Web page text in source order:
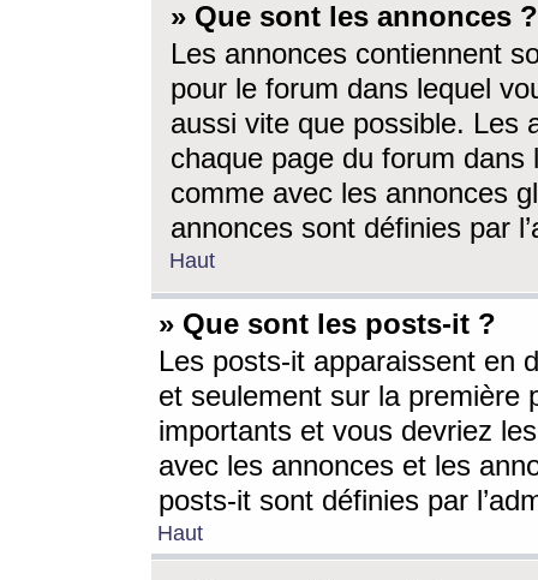
» Que sont les annonces ?
Les annonces contiennent
pour le forum dans lequel
aussi vite que possible. Les
chaque page du forum dans
comme avec les annonces
annonces sont définies par
Haut
» Que sont les posts-it ?
Les posts-it apparaissent en
et seulement sur la première
importants et vous devriez
avec les annonces et les
posts-it sont définies par
Haut